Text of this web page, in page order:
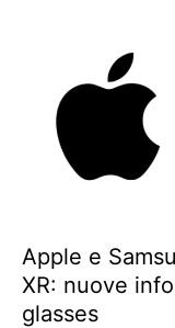
Apple e
XR: nuove
glasses